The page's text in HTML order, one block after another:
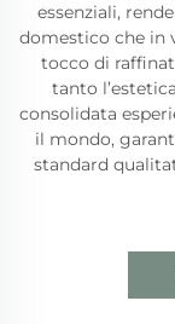
essenziali,
domestico che in
tocco di
tanto
consolidata
il mondo,
standard